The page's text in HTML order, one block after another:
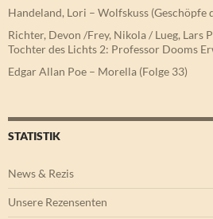
Handeland, Lori – Wolfskuss (Geschöpfe
Richter, Devon /Frey, Nikola / Lueg, Lars
Tochter des Lichts 2: Professor Dooms
Edgar Allan Poe – Morella (Folge 33)
STATISTIK
News & Rezis
Unsere Rezensenten